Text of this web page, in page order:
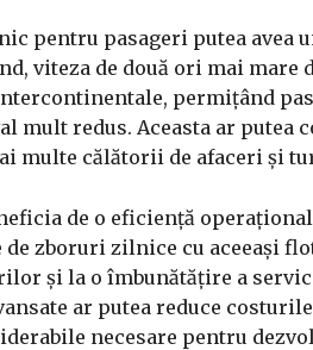
pentru pasageri putea avea
viteza de două ori mai mare
permițând
mult redus. Aceasta ar putea
multe călătorii de afaceri și
de o eficiență
zboruri zilnice cu aceeași
și la o îmbunătățire a
ar putea reduce
necesare pentru